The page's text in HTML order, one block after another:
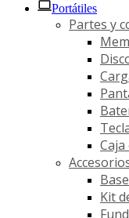
Portátiles
Partes y
Kit